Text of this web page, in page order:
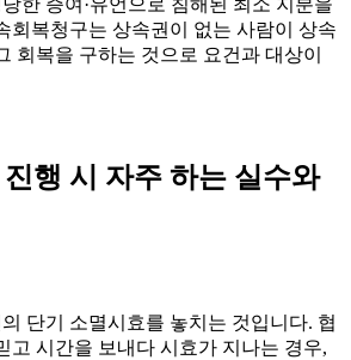
회복청구는 상속권이 없는 사람이 상속
회복을 구하는 것으로 요건과 대상이
행 시 자주 하는 실수와
단기 소멸시효를 놓치는 것입니다. 협
고 시간을 보내다 시효가 지나는 경우,